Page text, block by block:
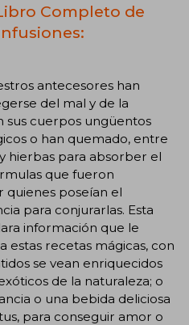
Completo de
antecesores han
del mal y de la
sus cuerpos ungüentos
o han quemado, entre
hierbas para absorber el
que fueron
quienes poseían el
para conjurarlas. Esta
información que le
recetas mágicas, con
se vean enriquecidos
de la naturaleza; o
o una bebida deliciosa
para conseguir amor o